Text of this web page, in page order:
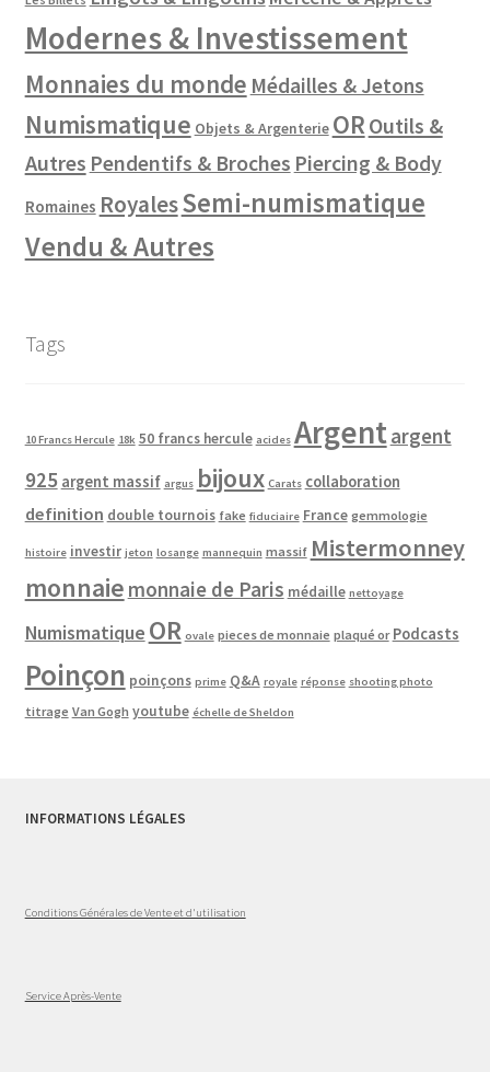
Modernes & Investissement
Monnaies du monde Médailles & Jetons
Numismatique Objets & Argenterie OR Outils &
Autres Pendentifs & Broches Piercing & Body
Romaines RoyalesSemi-numismatique
Vendu & Autres
Tags
10 Francs Hercule 18k 50 francs hercule acides Argentargent
925 argent massif argus bijoux Carats collaboration
definition double tournois fake fiduciaire France gemmologie
histoire investir jeton losange mannequin massif Mistermonney
monnaie monnaie de Paris médaille nettoyage
Numismatique OR ovale pieces de monnaie plaqué or Podcasts
Poinçon poinçons prime Q&A royale réponse shooting photo
titrage Van Gogh youtube échelle de Sheldon
INFORMATIONS LÉGALES
Conditions Générales de Vente et d'utilisation
Service Après-Vente